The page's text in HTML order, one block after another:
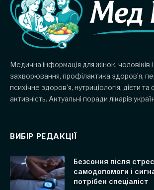
Медична інформація для жінок, чоловіків і
захворювання, профілактика здоров’я,
психічне здоров’я, нутриціологія, дієти та
активність. Актуальні поради лікарів
ВИБІР РЕДАКЦІЇ
Безсоння після
самодопомоги і
потрібен спеціаліст